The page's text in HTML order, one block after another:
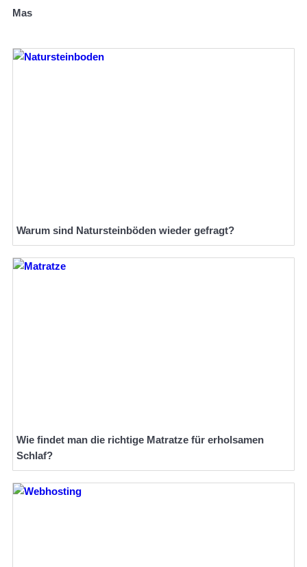
Mas
Warum sind Natursteinböden wieder gefragt?
Wie findet man die richtige Matratze für erholsamen
Schlaf?